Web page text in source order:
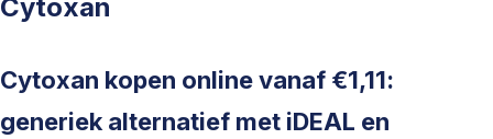
Cytoxan
Cytoxan kopen online vanaf €1,11:
generiek alternatief met iDEAL en